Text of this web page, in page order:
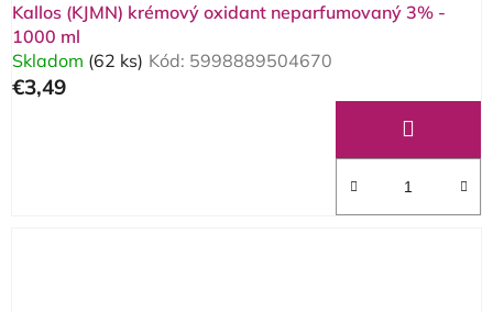
Kallos (KJMN) krémový oxidant neparfumovaný 3% -
1000 ml
Skladom (62 ks) Kód: 5998889504670
€3,49